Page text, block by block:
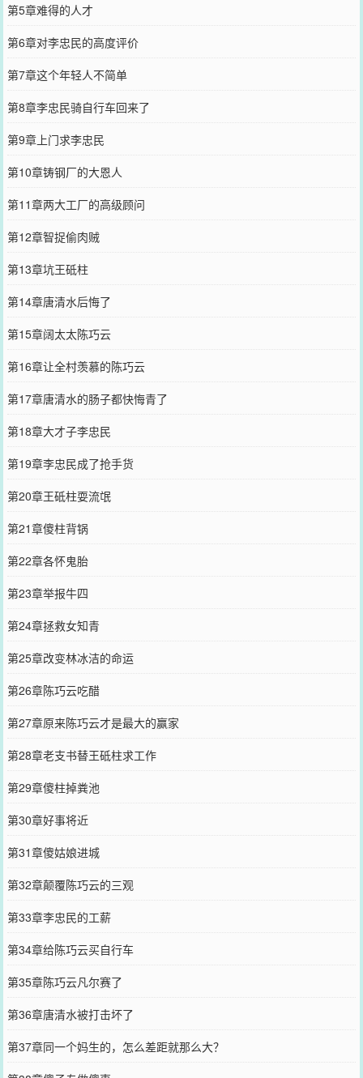
第5章难得的人才
第6章对李忠民的高度评价
第7章这个年轻人不简单
第8章李忠民骑自行车回来了
第9章上门求李忠民
第10章铸钢厂的大恩人
第11章两大工厂的高级顾问
第12章智捉偷肉贼
第13章坑王砥柱
第14章唐清水后悔了
第15章阔太太陈巧云
第16章让全村羡慕的陈巧云
第17章唐清水的肠子都快悔青了
第18章大才子李忠民
第19章李忠民成了抢手货
第20章王砥柱耍流氓
第21章傻柱背锅
第22章各怀鬼胎
第23章举报牛四
第24章拯救女知青
第25章改变林冰洁的命运
第26章陈巧云吃醋
第27章原来陈巧云才是最大的赢家
第28章老支书替王砥柱求工作
第29章傻柱掉粪池
第30章好事将近
第31章傻姑娘进城
第32章颠覆陈巧云的三观
第33章李忠民的工薪
第34章给陈巧云买自行车
第35章陈巧云凡尔赛了
第36章唐清水被打击坏了
第37章同一个妈生的，怎么差距就那么大？